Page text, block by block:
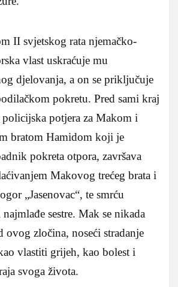
II svjetskog rata njemačko-
vlast uskraćuje mu
djelovanja, a on se priključuje
pokretu. Pred sami kraj
policijska potjera za Makom i
bratom Hamidom koji je
pokreta otpora, završava
Makovog trećeg brata i
„Jasenovac“, te smrću
sestre. Mak se nikada
ovog zločina, noseći stradanje
vlastiti grijeh, kao bolest i
svoga života.